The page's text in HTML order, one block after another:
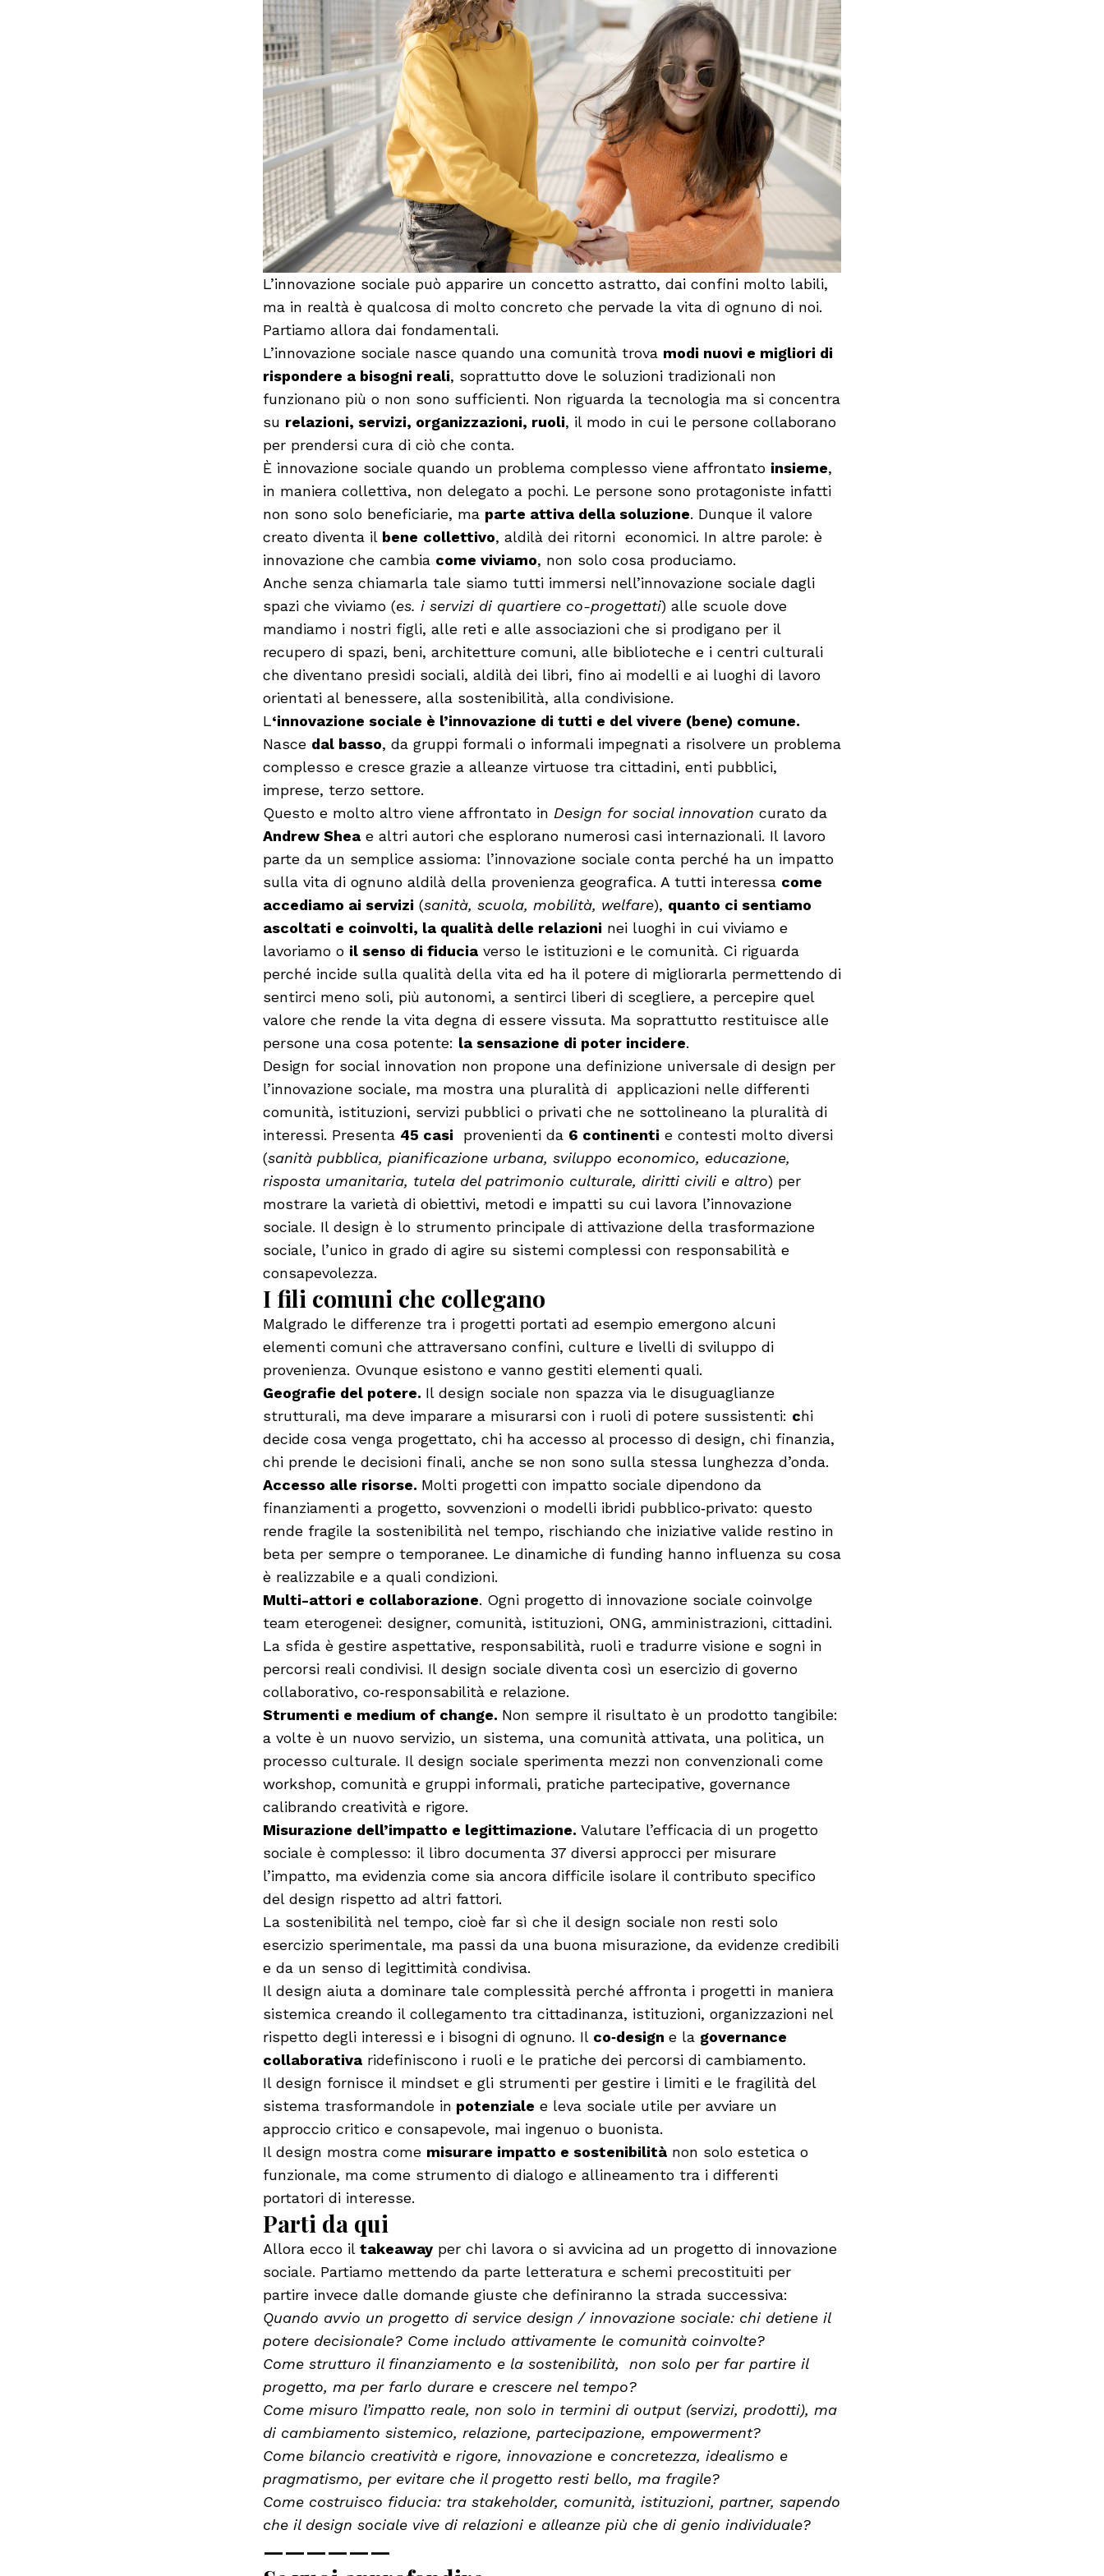
L’innovazione sociale può apparire un concetto astratto, dai confini molto labili,
ma in realtà è qualcosa di molto concreto che pervade la vita di ognuno di noi.
Partiamo allora dai fondamentali.
L’innovazione sociale nasce quando una comunità trova modi nuovi e migliori di
rispondere a bisogni reali, soprattutto dove le soluzioni tradizionali non
funzionano più o non sono sufficienti. Non riguarda la tecnologia ma si concentra
su relazioni, servizi, organizzazioni, ruoli, il modo in cui le persone collaborano
per prendersi cura di ciò che conta.
È innovazione sociale quando un problema complesso viene affrontato insieme,
in maniera collettiva, non delegato a pochi. Le persone sono protagoniste infatti
non sono solo beneficiarie, ma parte attiva della soluzione. Dunque il valore
creato diventa il bene collettivo, aldilà dei ritorni economici. In altre parole: è
innovazione che cambia come viviamo, non solo cosa produciamo.
Anche senza chiamarla tale siamo tutti immersi nell’innovazione sociale dagli
spazi che viviamo (es. i servizi di quartiere co-progettati) alle scuole dove
mandiamo i nostri figli, alle reti e alle associazioni che si prodigano per il
recupero di spazi, beni, architetture comuni, alle biblioteche e i centri culturali
che diventano presìdi sociali, aldilà dei libri, fino ai modelli e ai luoghi di lavoro
orientati al benessere, alla sostenibilità, alla condivisione.
L‘innovazione sociale è l’innovazione di tutti e del vivere (bene) comune.
Nasce dal basso, da gruppi formali o informali impegnati a risolvere un problema
complesso e cresce grazie a alleanze virtuose tra cittadini, enti pubblici,
imprese, terzo settore.
Questo e molto altro viene affrontato in Design for social innovation curato da
Andrew Shea e altri autori che esplorano numerosi casi internazionali. Il lavoro
parte da un semplice assioma: l’innovazione sociale conta perché ha un impatto
sulla vita di ognuno aldilà della provenienza geografica. A tutti interessa come
accediamo ai servizi (sanità, scuola, mobilità, welfare), quanto ci sentiamo
ascoltati e coinvolti, la qualità delle relazioni nei luoghi in cui viviamo e
lavoriamo o il senso di fiducia verso le istituzioni e le comunità. Ci riguarda
perché incide sulla qualità della vita ed ha il potere di migliorarla permettendo di
sentirci meno soli, più autonomi, a sentirci liberi di scegliere, a percepire quel
valore che rende la vita degna di essere vissuta. Ma soprattutto restituisce alle
persone una cosa potente: la sensazione di poter incidere.
Design for social innovation non propone una definizione universale di design per
l’innovazione sociale, ma mostra una pluralità di applicazioni nelle differenti
comunità, istituzioni, servizi pubblici o privati che ne sottolineano la pluralità di
interessi. Presenta 45 casi provenienti da 6 continenti e contesti molto diversi
(sanità pubblica, pianificazione urbana, sviluppo economico, educazione,
risposta umanitaria, tutela del patrimonio culturale, diritti civili e altro) per
mostrare la varietà di obiettivi, metodi e impatti su cui lavora l’innovazione
sociale. Il design è lo strumento principale di attivazione della trasformazione
sociale, l’unico in grado di agire su sistemi complessi con responsabilità e
consapevolezza.
I fili comuni che collegano
Malgrado le differenze tra i progetti portati ad esempio emergono alcuni
elementi comuni che attraversano confini, culture e livelli di sviluppo di
provenienza. Ovunque esistono e vanno gestiti elementi quali.
Geografie del potere. Il design sociale non spazza via le disuguaglianze
strutturali, ma deve imparare a misurarsi con i ruoli di potere sussistenti: chi
decide cosa venga progettato, chi ha accesso al processo di design, chi finanzia,
chi prende le decisioni finali, anche se non sono sulla stessa lunghezza d’onda.
Accesso alle risorse. Molti progetti con impatto sociale dipendono da
finanziamenti a progetto, sovvenzioni o modelli ibridi pubblico‑privato: questo
rende fragile la sostenibilità nel tempo, rischiando che iniziative valide restino in
beta per sempre o temporanee. Le dinamiche di funding hanno influenza su cosa
è realizzabile e a quali condizioni.
Multi-attori e collaborazione. Ogni progetto di innovazione sociale coinvolge
team eterogenei: designer, comunità, istituzioni, ONG, amministrazioni, cittadini.
La sfida è gestire aspettative, responsabilità, ruoli e tradurre visione e sogni in
percorsi reali condivisi. Il design sociale diventa così un esercizio di governo
collaborativo, co‑responsabilità e relazione.
Strumenti e medium of change. Non sempre il risultato è un prodotto tangibile:
a volte è un nuovo servizio, un sistema, una comunità attivata, una politica, un
processo culturale. Il design sociale sperimenta mezzi non convenzionali come
workshop, comunità e gruppi informali, pratiche partecipative, governance
calibrando creatività e rigore.
Misurazione dell’impatto e legittimazione. Valutare l’efficacia di un progetto
sociale è complesso: il libro documenta 37 diversi approcci per misurare
l’impatto, ma evidenzia come sia ancora difficile isolare il contributo specifico
del design rispetto ad altri fattori.
La sostenibilità nel tempo, cioè far sì che il design sociale non resti solo
esercizio sperimentale, ma passi da una buona misurazione, da evidenze credibili
e da un senso di legittimità condivisa.
Il design aiuta a dominare tale complessità perché affronta i progetti in maniera
sistemica creando il collegamento tra cittadinanza, istituzioni, organizzazioni nel
rispetto degli interessi e i bisogni di ognuno. Il co‑design e la governance
collaborativa ridefiniscono i ruoli e le pratiche dei percorsi di cambiamento.
Il design fornisce il mindset e gli strumenti per gestire i limiti e le fragilità del
sistema trasformandole in potenziale e leva sociale utile per avviare un
approccio critico e consapevole, mai ingenuo o buonista.
Il design mostra come misurare impatto e sostenibilità non solo estetica o
funzionale, ma come strumento di dialogo e allineamento tra i differenti
portatori di interesse.
Parti da qui
Allora ecco il takeaway per chi lavora o si avvicina ad un progetto di innovazione
sociale. Partiamo mettendo da parte letteratura e schemi precostituiti per
partire invece dalle domande giuste che definiranno la strada successiva:
Quando avvio un progetto di service design / innovazione sociale: chi detiene il
potere decisionale? Come includo attivamente le comunità coinvolte?
Come strutturo il finanziamento e la sostenibilità, non solo per far partire il
progetto, ma per farlo durare e crescere nel tempo?
Come misuro l’impatto reale, non solo in termini di output (servizi, prodotti), ma
di cambiamento sistemico, relazione, partecipazione, empowerment?
Come bilancio creatività e rigore, innovazione e concretezza, idealismo e
pragmatismo, per evitare che il progetto resti bello, ma fragile?
Come costruisco fiducia: tra stakeholder, comunità, istituzioni, partner, sapendo
che il design sociale vive di relazioni e alleanze più che di genio individuale?
——————